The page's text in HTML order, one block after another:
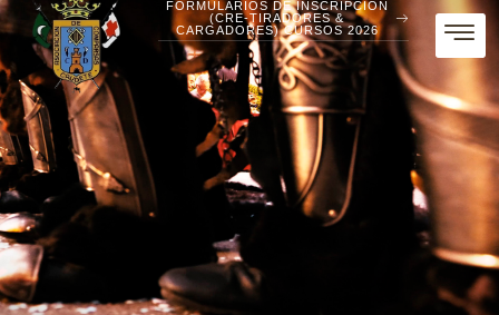
FORMULARIOS DE INSCRIPCIÓN
(CRE-TIRADORES &
CARGADORES) CURSOS 2026